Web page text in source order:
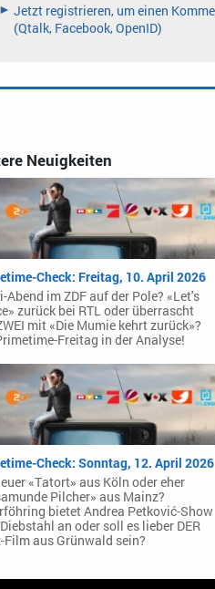
Neuigkeiten
Check: Freitag, 10. April 2026
Abend im ZDF auf der Pole? «Let's
zurück bei RTL oder überrascht
mit «Die Mumie kehrt zurück»?
Freitag in der Analyse!
Check: Sonntag, 12. April 2026
«Tatort» aus Köln oder eher
Pilcher» aus Mainz?
bietet Andrea Petković-Show
an oder soll es lieber DER
Film aus Grünwald sein?